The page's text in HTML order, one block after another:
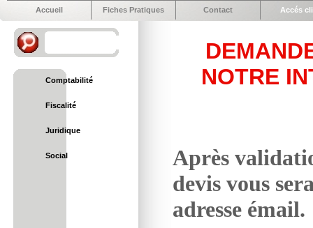
Accueil Fiches Pratiques Contact Accés
Comptabilité
Fiscalité
Juridique
Social
NOTRE
Après
devis vous
adresse émail.